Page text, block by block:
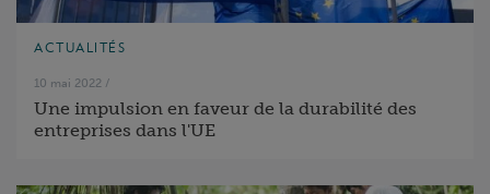
ACTUALITÉS
10 mai 2022 /
Une impulsion en faveur de la durabilité des
entreprises dans l'UE